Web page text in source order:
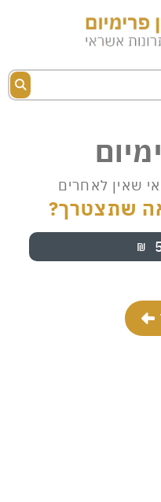
שאין לאחרים
שתצטרך?
₪